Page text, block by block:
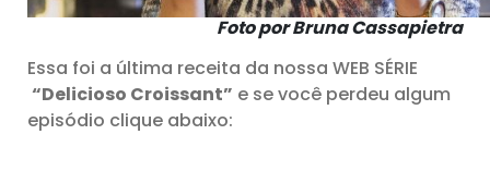
Foto por Bruna Cassapietra
Essa foi a última receita da nossa WEB SÉRIE
“Delicioso Croissant” e se você perdeu algum
episódio clique abaixo: